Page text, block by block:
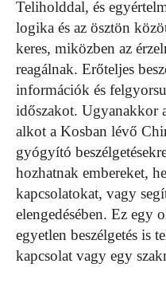
Teliholddal, és
logika és az ösztön
keres, miközben az
reagálnak. Erőteljes
információk és
időszakot. Ugyanakkor
alkot a Kosban lévő
gyógyító
hozhatnak embereket,
kapcsolatokat, vagy
elengedésében. Ez egy
egyetlen beszélgetés is
kapcsolat vagy egy